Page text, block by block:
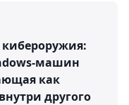
кибероружия:
машин
как
другого